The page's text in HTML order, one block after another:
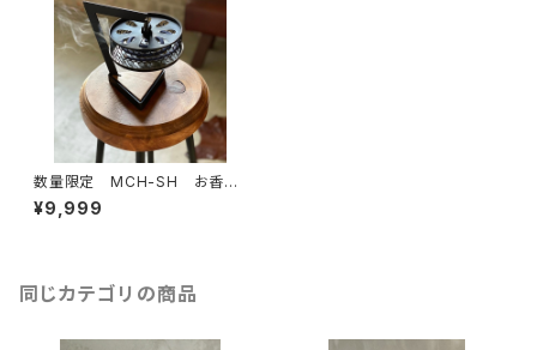
数量限定 MCH-SH お香
蚊取り線香ホルダー アイアン
スタンド インセンス 店舗
¥9,999
同じカテゴリの商品